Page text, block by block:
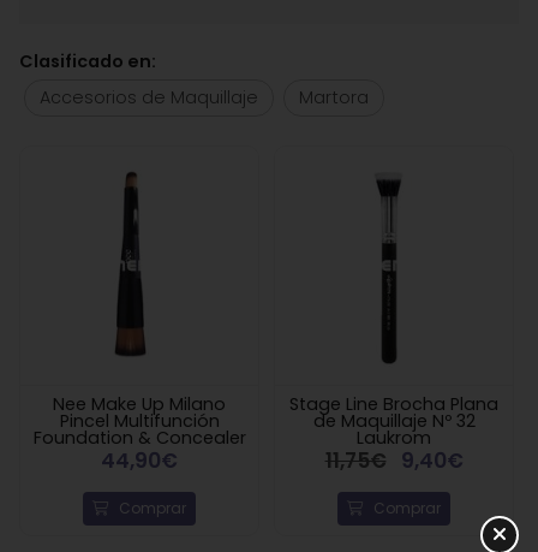
Clasificado en:
Accesorios de Maquillaje
Martora
Nee Make Up Milano
Pincel Multifunción
Foundation & Concealer
44,90€
Comprar
Stage Line Brocha Plana
de Maquillaje Nº 32
Laukrom
11,75€ 9,40€
Comprar